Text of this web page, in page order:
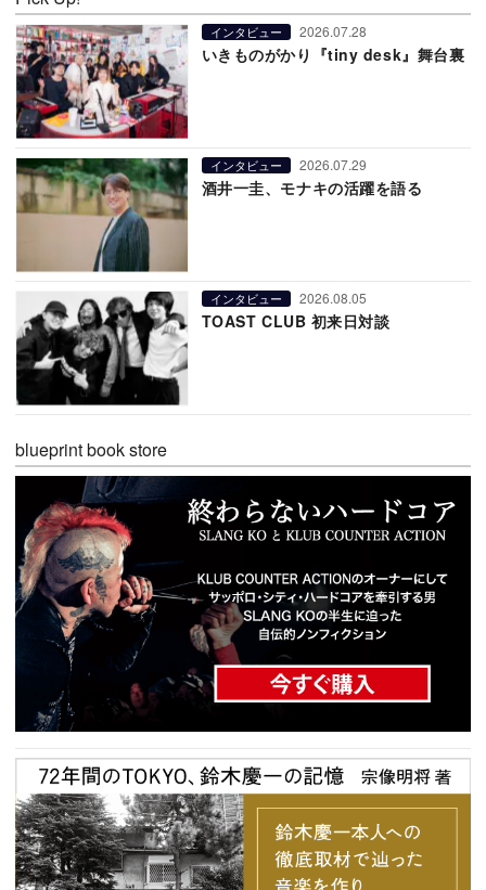
インタビュー 2026.07.28
いきものがかり『tiny desk』舞台裏
インタビュー 2026.07.29
酒井一圭、モナキの活躍を語る
インタビュー 2026.08.05
TOAST CLUB 初来日対談
blueprint book store